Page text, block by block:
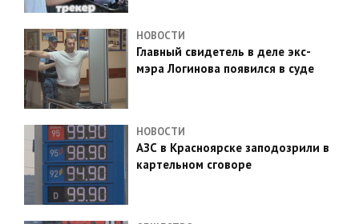
НОВОСТИ
Главный свидетель в деле экс-
мэра Логинова появился в суде
НОВОСТИ
АЗС в Красноярске заподозрили в
картельном сговоре